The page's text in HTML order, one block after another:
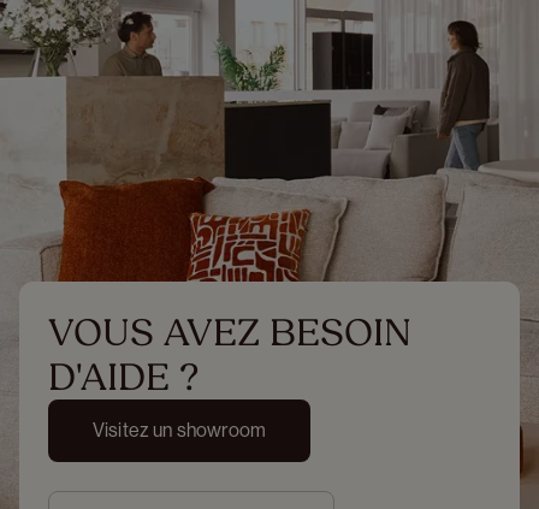
VOUS AVEZ BESOIN
D'AIDE ?
Visitez un showroom